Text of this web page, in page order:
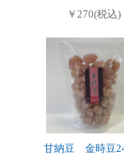
￥270(税込)
甘納豆 金時豆